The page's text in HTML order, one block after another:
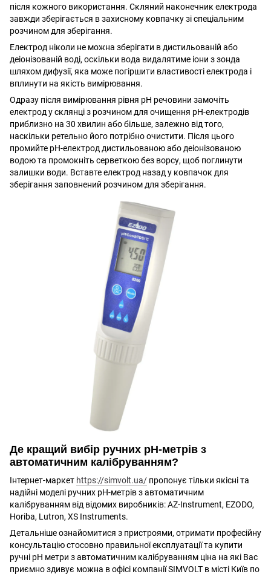
після кожного використання. Скляний наконечник електрода
завжди зберігається в захисному ковпачку зі спеціальним
розчином для зберігання.
Електрод ніколи не можна зберігати в дистильованій або
деіонізованій воді, оскільки вода видалятиме іони з зонда
шляхом дифузії, яка може погіршити властивості електрода і
вплинути на якість вимірювання.
Одразу після вимірювання рівня pH речовини замочіть
електрод у склянці з розчином для очищення pH-електродів
приблизно на 30 хвилин або більше, залежно від того,
наскільки ретельно його потрібно очистити. Після цього
промийте рН-електрод дистильованою або деіонізованою
водою та промокніть серветкою без ворсу, щоб поглинути
залишки води. Вставте електрод назад у ковпачок для
зберігання заповнений розчином для зберігання.
Де кращий вибір ручних рН-метрів з
автоматичним калібруванням?
Інтернет-маркет https://simvolt.ua/ пропонує тільки якісні та
надійні моделі ручних рН-метрів з автоматичним
калібруванням від відомих виробників: AZ-Instrument, EZODO,
Horiba, Lutron, XS Instruments.
Детальніше ознайомитися з пристроями, отримати професійну
консультацію стосовно правильної експлуатації та купити
ручні рН метри з автоматичним калібруванням ціна на які Вас
приємно здивує можна в офісі компанії SIMVOLT в місті Київ по